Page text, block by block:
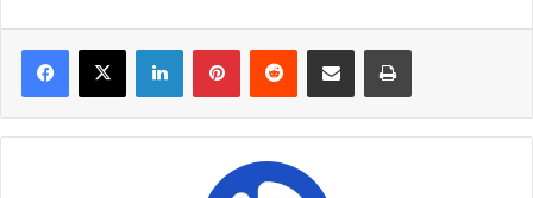
Facebook
X LinkedInPinterestReddit Share via Email Print